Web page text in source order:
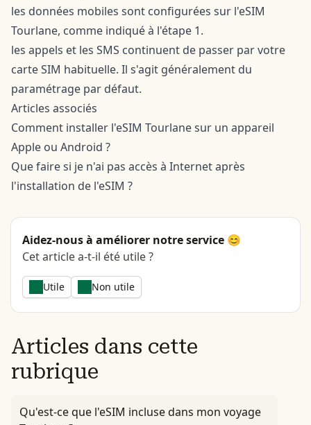
les données mobiles sont configurées sur l'eSIM
Tourlane, comme indiqué à l'étape 1.
les appels et les SMS continuent de passer par votre
carte SIM habituelle. Il s'agit généralement du
paramétrage par défaut.
Articles associés
Comment installer l'eSIM Tourlane sur un appareil
Apple ou Android ?
Que faire si je n'ai pas accès à Internet après
l'installation de l'eSIM ?
Aidez-nous à améliorer notre service 😊
Cet article a-t-il été utile ?
Utile Non utile
Articles dans cette
rubrique
Qu'est-ce que l'eSIM incluse dans mon voyage